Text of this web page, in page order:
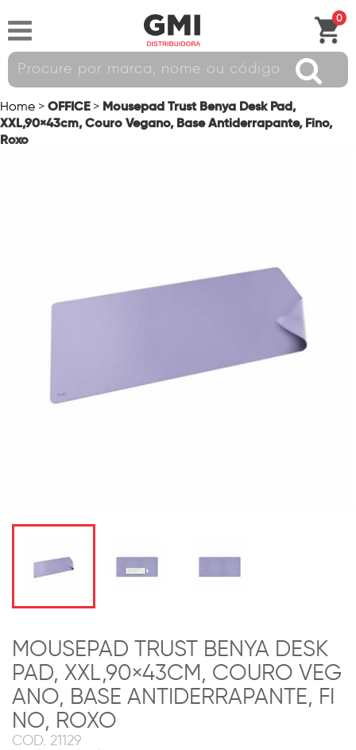
0
Home > OFFICE > Mousepad Trust Benya Desk Pad,
XXL,90×43cm, Couro Vegano, Base Antiderrapante, Fino,
Roxo
MOUSEPAD TRUST BENYA DESK
PAD, XXL,90×43CM, COURO VEG
ANO, BASE ANTIDERRAPANTE, FI
NO, ROXO
COD. 21129